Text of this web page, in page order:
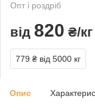
Опт і роздріб
від 820 ₴/кг
779 ₴ від 5000 кг
Опис